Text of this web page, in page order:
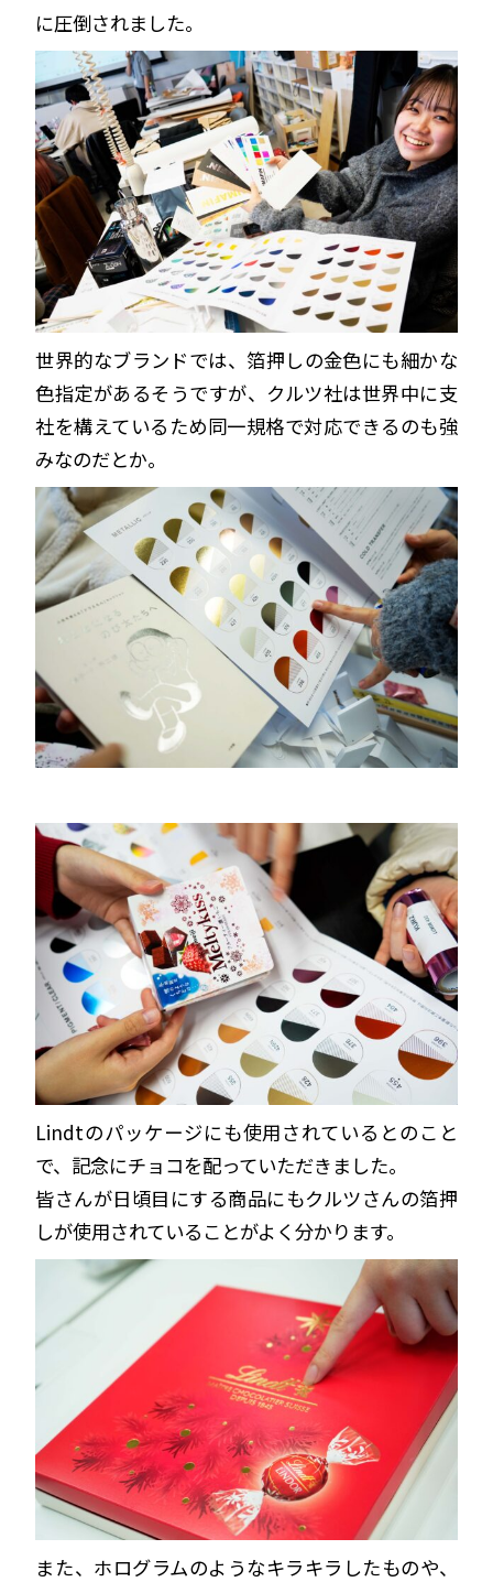
に圧倒されました。
世界的なブランドでは、箔押しの金色にも細かな
色指定があるそうですが、 クルツ社は世界中に支
社を構えているため同一規格で対応できるのも強
みなのだとか。
Lindtのパッケージにも使用されているとのこと
で、記念にチョコを配っていただきました。
皆さんが日頃目にする商品にもクルツさんの箔押
しが使用されていることがよく分かります。
また、ホログラムのようなキラキラしたものや、